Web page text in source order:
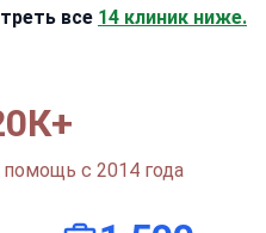
все 14 клиник ниже.
К+
с 2014 года